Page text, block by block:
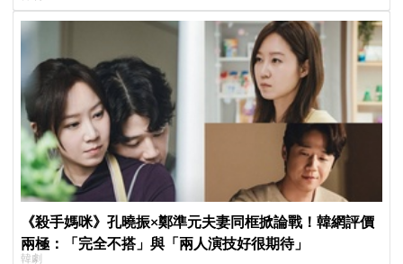
《殺手媽咪》孔曉振×鄭準元夫妻同框掀論戰！韓網評價
兩極：「完全不搭」與「兩人演技好很期待」
韓劇